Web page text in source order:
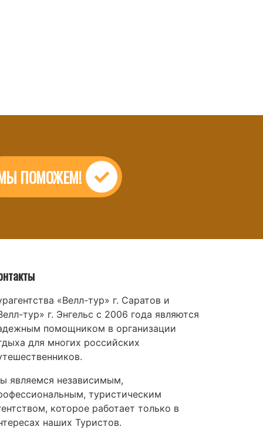
ПОМОЖЕМ!
«Велл-тур» г. Саратов и
тур» г. Энгельс с 2006 года являются
помощником в организации
для многих российских
являемся независимым,
туристическим
которое работает только в
наших Туристов.